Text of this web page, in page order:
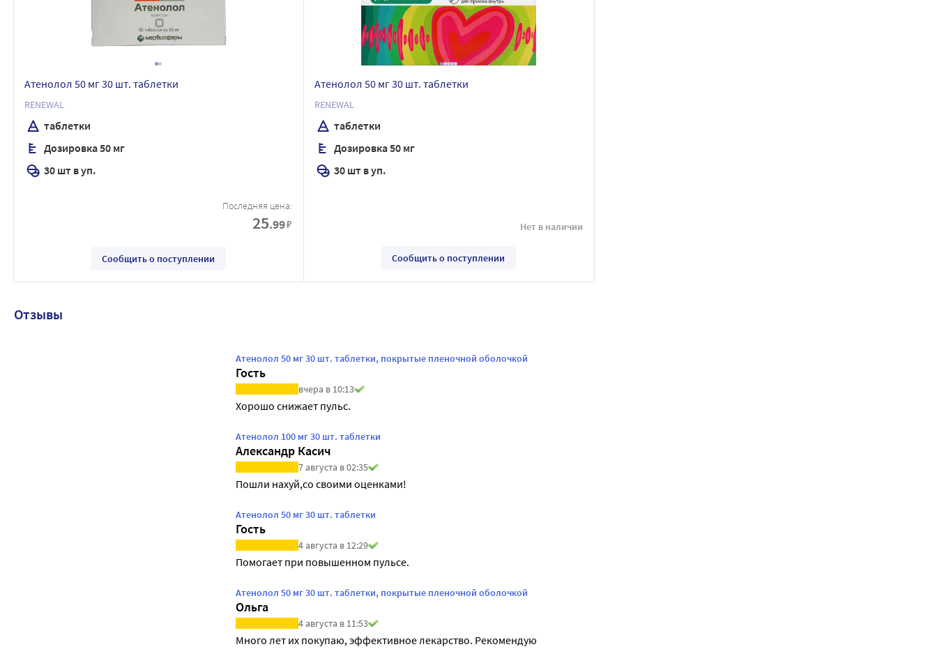
Атенолол 50 мг 30 шт. таблетки
RENEWAL
таблетки
Дозировка 50 мг
30 шт в уп.
Последняя цена:
25.99₽
Сообщить о поступлении
Атенолол 50 мг 30 шт. таблетки
RENEWAL
таблетки
Дозировка 50 мг
30 шт в уп.
Нет в наличии
Сообщить о поступлении
Отзывы
Атенолол 50 мг 30 шт. таблетки, покрытые пленочной оболочкой
Гость
вчера в 10:13
Хорошо снижает пульс.
Атенолол 100 мг 30 шт. таблетки
Александр Касич
7 августа в 02:35
Пошли нахуй,со своими оценками!
Атенолол 50 мг 30 шт. таблетки
Гость
4 августа в 12:29
Помогает при повышенном пульсе.
Атенолол 50 мг 30 шт. таблетки, покрытые пленочной оболочкой
Ольга
4 августа в 11:53
Много лет их покупаю, эффективное лекарство. Рекомендую